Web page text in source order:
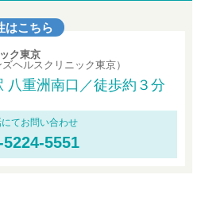
はこちら
ク東京
ズヘルスクリニック東京）
八重洲南口／徒歩約３分
にてお問い合わせ
5224-5551